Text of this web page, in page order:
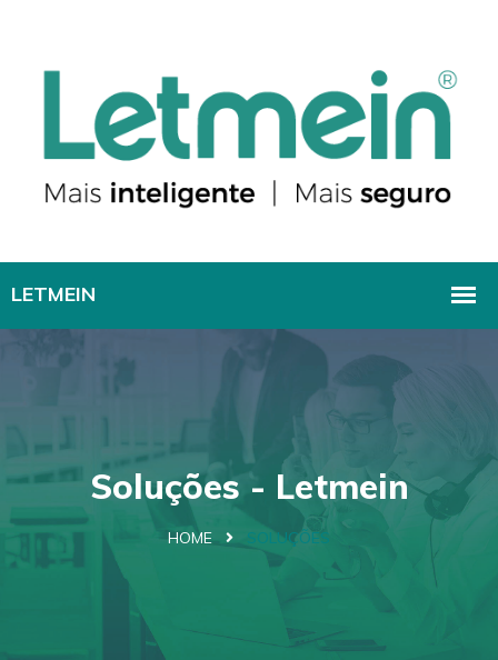
Soluções - Letmein
HOME SOLUÇÕES